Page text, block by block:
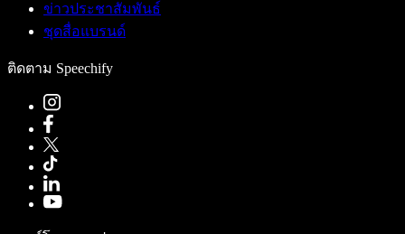
ข่าวประชาสัมพันธ์
ชุดสื่อแบรนด์
ติดตาม Speechify